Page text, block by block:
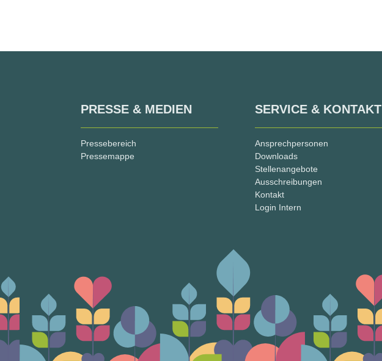
PRESSE & MEDIEN
Pressebereich
Pressemappe
SERVICE & KONTAKT
Ansprechpersonen
Downloads
Stellenangebote
Ausschreibungen
Kontakt
Login Intern